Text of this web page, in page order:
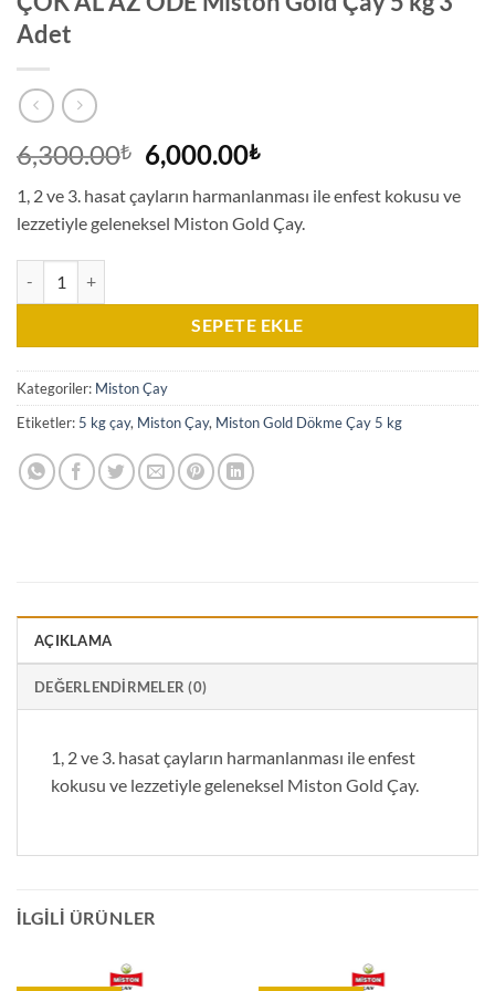
Adet
6,300.00₺ Orijinal
fiyat:
6,300.00₺.
6,000.00₺Şu
fiyat:
6,000.00₺.
1, 2 ve 3. hasat çayların harmanlanması ile enfest kokusu ve
lezzetiyle geleneksel Miston Gold Çay.
SEPETE EKLE
Kategoriler: Miston Çay
Etiketler: 5 kg çay, Miston Çay, Miston Gold Dökme Çay 5 kg
AÇIKLAMA
DEĞERLENDIRMELER (0)
1, 2 ve 3. hasat çayların harmanlanması ile enfest
kokusu ve lezzetiyle geleneksel Miston Gold Çay.
İLGILI ÜRÜNLER